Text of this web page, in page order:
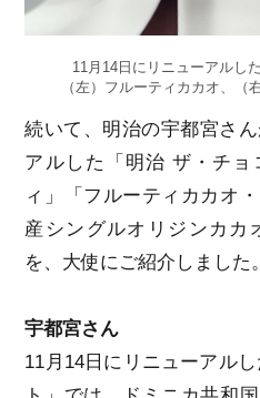
11月14日にリニューアルし
（左）フルーティカカオ、（
続いて、明治の宇都宮さ
アルした「明治 ザ・チ
ィ」「フルーティカカオ
産シングルオリジンカカ
を、大使にご紹介しました。
宇都宮さん
11月14日にリニューアル